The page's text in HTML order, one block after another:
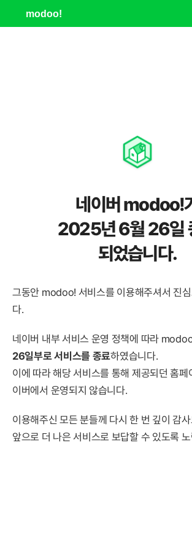
modoo!
네이버 modoo!
2025년 6월 26일
되었습니다.
그동안 modoo! 서비스를 이용해주셔서 진심
다.
네이버 내부 서비스 운영 정책에 따라
26일부로 서비스를 종료하였습니다.
이에 따라 해당 서비스를 통해 제공되던 홈페
이버에서 운영되지 않습니다.
이용해주신 모든 분들께 다시 한 번 깊이 감
앞으로 더 나은 서비스로 보답할 수 있도록